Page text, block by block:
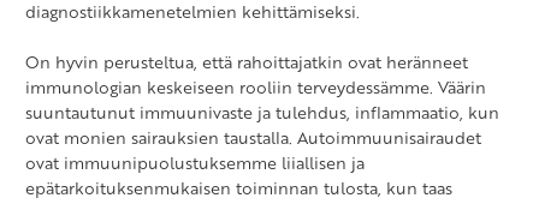
diagnostiikkamenetelmien kehittämiseksi.
On hyvin perusteltua, että rahoittajatkin ovat heränneet
immunologian keskeiseen rooliin terveydessämme. Väärin
suuntautunut immuunivaste ja tulehdus, inflammaatio, kun
ovat monien sairauksien taustalla. Autoimmuunisairaudet
ovat immuunipuolustuksemme liiallisen ja
epätarkoituksenmukaisen toiminnan tulosta, kun taas